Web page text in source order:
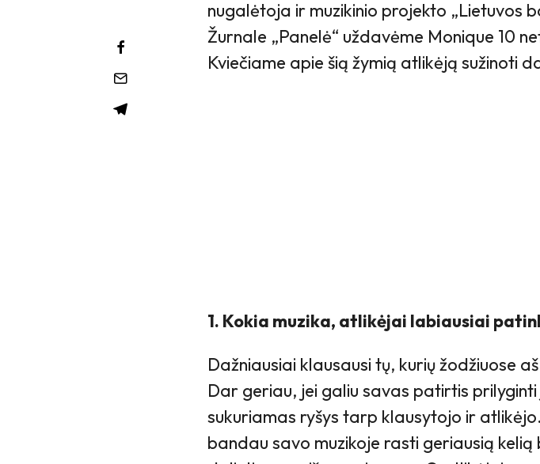
nugalėtoja ir muzikinio projekto „Lietuvos
Žurnale „Panelė“ uždavėme Monique 10
Kviečiame apie šią žymią atlikėją sužinoti
1. Kokia muzika, atlikėjai labiausiai
Dažniausiai klausausi tų, kurių žodžiuose
Dar geriau, jei galiu savas patirtis
sukuriamas ryšys tarp klausytojo ir
bandau savo muzikoje rasti geriausią